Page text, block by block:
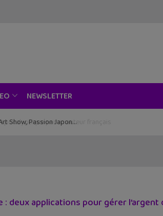
NEWSLETTER
Show, Passion Japon…
: deux applications pour gérer